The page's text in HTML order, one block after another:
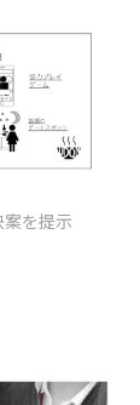
を提示